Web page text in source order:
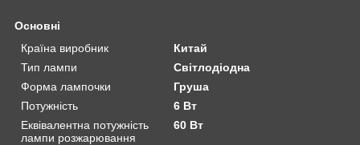
Основні
Країна виробник
Китай
Тип лампи
Світлодіодна
Форма лампочки
Груша
Потужність
6 Вт
Еквівалентна потужність
лампи розжарювання
60 Вт